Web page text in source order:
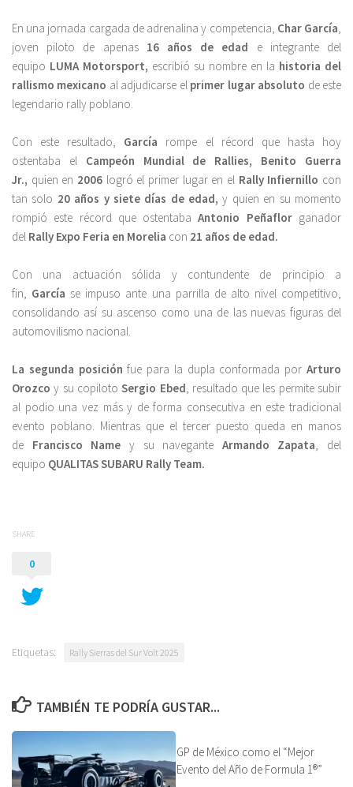
En una jornada cargada de adrenalina y competencia, Char García
joven piloto de apenas 16 años de edad e integrante del
equipo LUMA Motorsport, escribió su nombre en la historia del
rallismo mexicano al adjudicarse el primer lugar absoluto de este
legendario rally poblano.
Con este resultado, García rompe el récord que hasta hoy
ostentaba el Campeón Mundial de Rallies, Benito Guerra
Jr., quien en 2006 logró el primer lugar en el Rally Infiernillo con
tan solo 20 años y siete días de edad,y quien en su momento
rompió este récord que ostentabaAntonio Peñaflor ganador
del Rally Expo Feria en Morelia con 21 años de edad.
Con una actuación sólida y contundente de principio a
fin, García se impuso ante una parrilla de alto nivel competitivo,
consolidando así su ascenso como una de las nuevas figuras del
automovilismo nacional.
La segunda posición fue para la dupla conformada porArturo
Orozco y su copilotoSergio Ebed , resultado que les permite subir
al podio una vez más y de forma consecutiva en este tradicional
evento poblano. Mientras que el tercer puesto queda en manos
de Francisco Name y su navegante Armando Zapata , del
equipo QUALITAS SUBARU Rally Team.
SHARE
0
Etiquetas: Rally Sierras del Sur Volt 2025
TAMBIÉN TE PODRÍA GUSTAR...
GP de México como el “Mejor
Evento del Año de Formula 1®”